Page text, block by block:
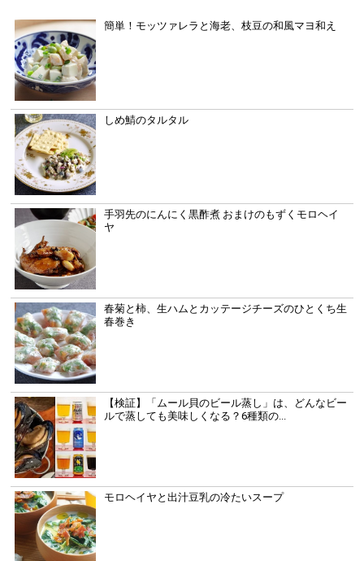
簡単！モッツァレラと海老、枝豆の和風マヨ和え
しめ鯖のタルタル
手羽先のにんにく黒酢煮 おまけのもずくモロヘイ
ヤ
春菊と柿、生ハムとカッテージチーズのひとくち生
春巻き
【検証】「ムール貝のビール蒸し」は、どんなビー
ルで蒸しても美味しくなる？6種類の...
モロヘイヤと出汁豆乳の冷たいスープ